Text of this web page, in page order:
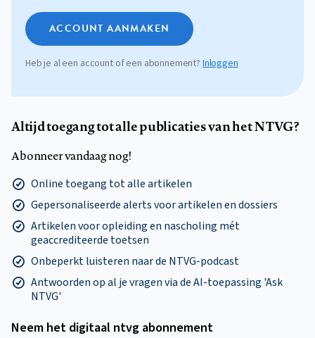
ACCOUNT AANMAKEN
Heb je al een account of een abonnement?Inloggen
Altijd toegang tot alle publicaties van het NTVG?
Abonneer vandaag nog!
Online toegang tot alle artikelen
Gepersonaliseerde alerts voor artikelen en dossiers
Artikelen voor opleiding en nascholing mét
geaccrediteerde toetsen
Onbeperkt luisteren naar de NTVG-podcast
Antwoorden op al je vragen via de AI-toepassing 'Ask
NTVG'
Neem het digitaal ntvg abonnement